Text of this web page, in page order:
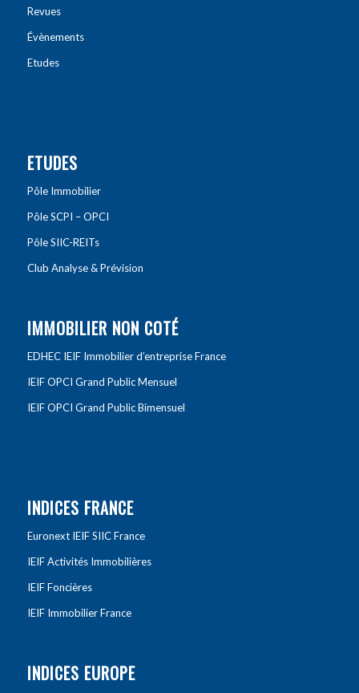
Revues
Évènements
Etudes
ETUDES
Pôle Immobilier
Pôle SCPI – OPCI
Pôle SIIC-REITs
Club Analyse & Prévision
IMMOBILIER NON COTÉ
EDHEC IEIF Immobilier d’entreprise France
IEIF OPCI Grand Public Mensuel
IEIF OPCI Grand Public Bimensuel
INDICES FRANCE
Euronext IEIF SIIC France
IEIF Activités Immobilières
IEIF Foncières
IEIF Immobilier France
INDICES EUROPE